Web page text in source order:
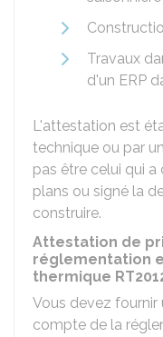
Travaux
d'un ERP
L'attestation est
technique ou par
pas être celui qui
plans ou signé la
construire.
Attestation de
réglementation
thermique
Vous devez fournir
compte de la